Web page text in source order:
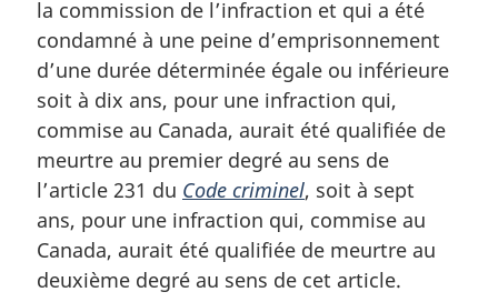
i
n
a
e
:
la commission de l’infraction et qui a été
condamné à une peine d’emprisonnement
d’une durée déterminée égale ou inférieure
soit à dix ans, pour une infraction qui,
commise au Canada, aurait été qualifiée de
meurtre au premier degré au sens de
l’article 231 du Code criminel, soit à sept
ans, pour une infraction qui, commise au
Canada, aurait été qualifiée de meurtre au
deuxième degré au sens de cet article.